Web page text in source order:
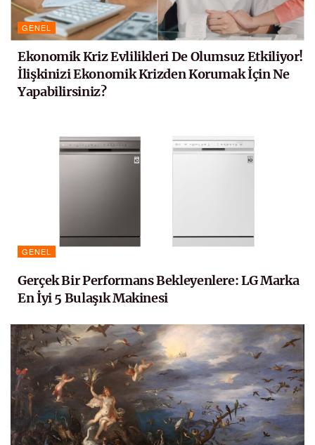
GENEL
Ekonomik Kriz Evlilikleri De Olumsuz Etkiliyor!
İlişkinizi Ekonomik Krizden Korumak İçin Ne
Yapabilirsiniz?
GENEL
Gerçek Bir Performans Bekleyenlere: LG Marka
En İyi 5 Bulaşık Makinesi